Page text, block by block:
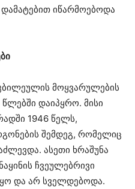
იწარმოებოდა
მოყვარულების
დაიპყრო. მისი
1946 წელს,
შემდეგ, რომელიც
ასეთი ხრაშუნა
ჩვეულებრივი
და არ სველდებოდა.